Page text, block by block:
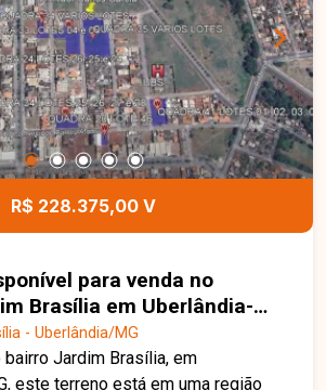
oportunidade para adquirir um
Jardim Brasília. Agende uma
conhecer todos os detalhes deste
R$ 228.375,00 V
para venda no
Brasília em Uberlândia-
- Uberlândia/MG
bairro Jardim Brasília, em
este terreno está em uma região